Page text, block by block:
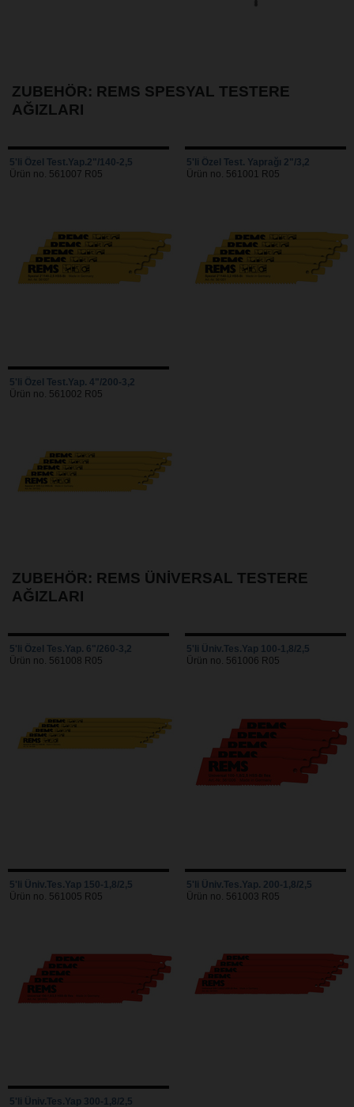
ZUBEHÖR: REMS SPESYAL TESTERE
AĞIZLARI
5'li Özel Test.Yap.2"/140-2,5
Ürün no. 561007 R05
5'li Özel Test. Yaprağı 2"/3,2
Ürün no. 561001 R05
5'li Özel Test.Yap. 4"/200-3,2
Ürün no. 561002 R05
ZUBEHÖR: REMS ÜNIVERSAL TESTERE
AĞIZLARI
5'li Özel Tes.Yap. 6"/260-3,2
Ürün no. 561008 R05
5'li Üniv.Tes.Yap 100-1,8/2,5
Ürün no. 561006 R05
5'li Üniv.Tes.Yap 150-1,8/2,5
Ürün no. 561005 R05
5'li Üniv.Tes.Yap. 200-1,8/2,5
Ürün no. 561003 R05
5'li Üniv.Tes.Yap 300-1,8/2,5